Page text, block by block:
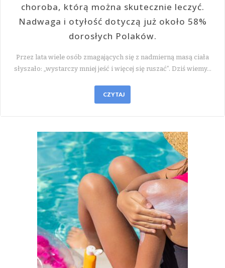
choroba, którą można skutecznie leczyć.
Nadwaga i otyłość dotyczą już około 58%
dorosłych Polaków.
Przez lata wiele osób zmagających się z nadmierną masą ciała
słyszało: „wystarczy mniej jeść i więcej się ruszać”. Dziś wiemy…
CZYTAJ